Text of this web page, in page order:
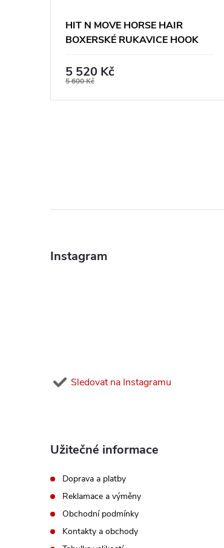
HIT N MOVE HORSE HAIR
BOXERSKÉ RUKAVICE HOOK
5 520 Kč
5 600 Kč
Instagram
Sledovat na Instagramu
Užitečné informace
Doprava a platby
Reklamace a výměny
Obchodní podmínky
Kontakty a obchody